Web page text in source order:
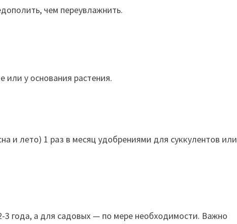
чем переувлажнить.
или у основания растения.
и лето) 1 раз в месяц удобрениями для суккулентов или
3 года, а для садовых — по мере необходимости. Важно